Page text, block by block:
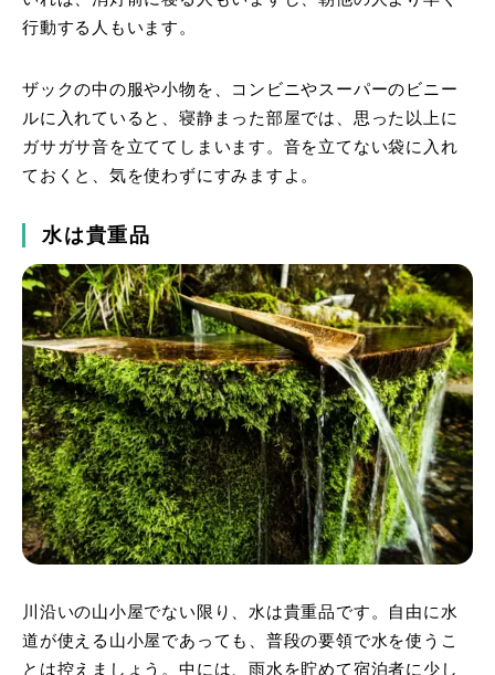
行動する人もいます。
ザックの中の服や小物を、コンビニやスーパーのビニー
ルに入れていると、寝静まった部屋では、思った以上に
ガサガサ音を立ててしまいます。音を立てない袋に入れ
ておくと、気を使わずにすみますよ。
水は貴重品
川沿いの山小屋でない限り、水は貴重品です。自由に水
道が使える山小屋であっても、普段の要領で水を使うこ
とは控えましょう。中には、雨水を貯めて宿泊者に少し